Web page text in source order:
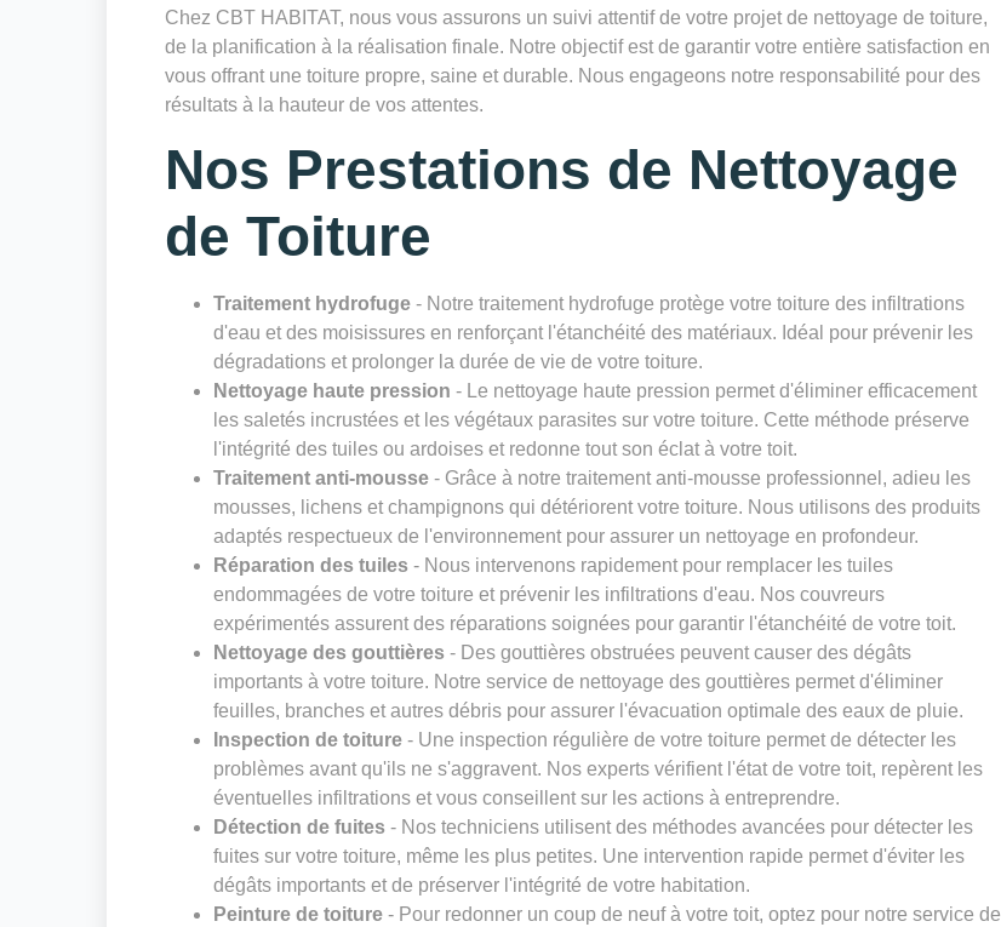
Chez CBT HABITAT, nous vous assurons un suivi attentif de votre projet de nettoyage de toiture,
de la planification à la réalisation finale. Notre objectif est de garantir votre entière satisfaction en
vous offrant une toiture propre, saine et durable. Nous engageons notre responsabilité pour des
résultats à la hauteur de vos attentes.
Nos Prestations de Nettoyage
de Toiture
Traitement hydrofuge - Notre traitement hydrofuge protège votre toiture des infiltrations
d'eau et des moisissures en renforçant l'étanchéité des matériaux. Idéal pour prévenir les
dégradations et prolonger la durée de vie de votre toiture.
Nettoyage haute pression - Le nettoyage haute pression permet d'éliminer efficacement
les saletés incrustées et les végétaux parasites sur votre toiture. Cette méthode préserve
l'intégrité des tuiles ou ardoises et redonne tout son éclat à votre toit.
Traitement anti-mousse - Grâce à notre traitement anti-mousse professionnel, adieu les
mousses, lichens et champignons qui détériorent votre toiture. Nous utilisons des produits
adaptés respectueux de l'environnement pour assurer un nettoyage en profondeur.
Réparation des tuiles - Nous intervenons rapidement pour remplacer les tuiles
endommagées de votre toiture et prévenir les infiltrations d'eau. Nos couvreurs
expérimentés assurent des réparations soignées pour garantir l'étanchéité de votre toit.
Nettoyage des gouttières - Des gouttières obstruées peuvent causer des dégâts
importants à votre toiture. Notre service de nettoyage des gouttières permet d'éliminer
feuilles, branches et autres débris pour assurer l'évacuation optimale des eaux de pluie.
Inspection de toiture - Une inspection régulière de votre toiture permet de détecter les
problèmes avant qu'ils ne s'aggravent. Nos experts vérifient l'état de votre toit, repèrent les
éventuelles infiltrations et vous conseillent sur les actions à entreprendre.
Détection de fuites - Nos techniciens utilisent des méthodes avancées pour détecter les
fuites sur votre toiture, même les plus petites. Une intervention rapide permet d'éviter les
dégâts importants et de préserver l'intégrité de votre habitation.
Peinture de toiture - Pour redonner un coup de neuf à votre toit, optez pour notre service de